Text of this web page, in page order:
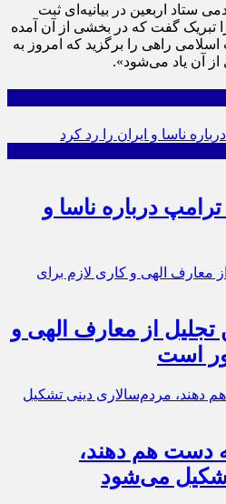
ستاد اربعین در بیانیه‌ای ثبت
تبریک گفت که در بخشی از آن آمده
راهی را برگزید که امروز به
از آن یاد می‌شود».
درباره ناسا و
تجلیل از معارف الهی و
است
دست هم دهند،
می‌شود